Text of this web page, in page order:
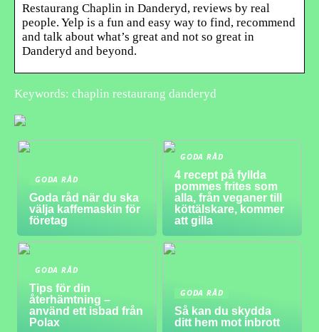
Restaurang Chaplin in Danderyd, reviews by real
people. Yelp is a fun and easy way to find, recommend
and talk about what’s great and not so great in
Danderyd and beyond.
Keywords: chaplin restaurang danderyd
GODA RÅD
Goda råd när du ska
välja kaffemaskin för
företag
GODA RÅD
4 recept på fyllda
pommes frites som
alla, från veganer till
köttälskare, kommer
att gilla
GODA RÅD
Tips för din
återhämtning –
använd ett isbad från
Polax
GODA RÅD
Så kan du skydda
ditt hem mot inbrott